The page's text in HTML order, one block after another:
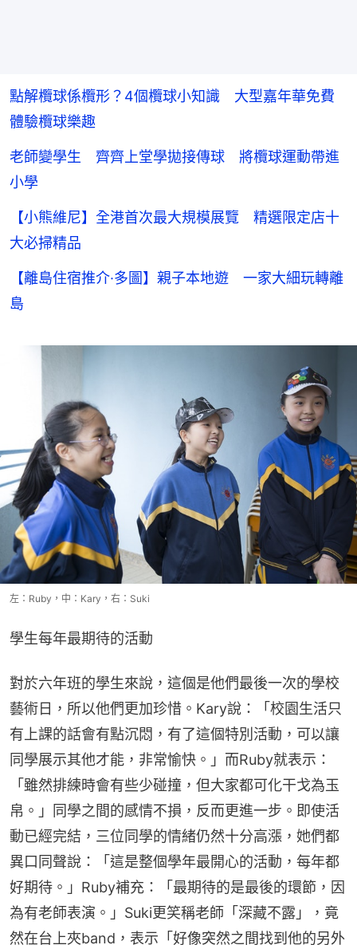
點解欖球係欖形？4個欖球小知識 大型嘉年華免費
體驗欖球樂趣
老師變學生 齊齊上堂學拋接傳球 將欖球運動帶進
小學
【小熊維尼】全港首次最大規模展覽 精選限定店十
大必掃精品
【離島住宿推介·多圖】親子本地遊 一家大細玩轉離
島
左：Ruby，中：Kary，右：Suki
學生每年最期待的活動
對於六年班的學生來說，這個是他們最後一次的學校
藝術日，所以他們更加珍惜。Kary說：「校園生活只
有上課的話會有點沉悶，有了這個特別活動，可以讓
同學展示其他才能，非常愉快。」而Ruby就表示：
「雖然排練時會有些少碰撞，但大家都可化干戈為玉
帛。」同學之間的感情不損，反而更進一步。即使活
動已經完結，三位同學的情緒仍然十分高漲，她們都
異口同聲說：「這是整個學年最開心的活動，每年都
好期待。」Ruby補充：「最期待的是最後的環節，因
為有老師表演。」Suki更笑稱老師「深藏不露」，竟
然在台上夾band，表示「好像突然之間找到他的另外